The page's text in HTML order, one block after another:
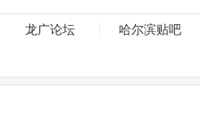
龙广论坛 哈尔滨贴吧